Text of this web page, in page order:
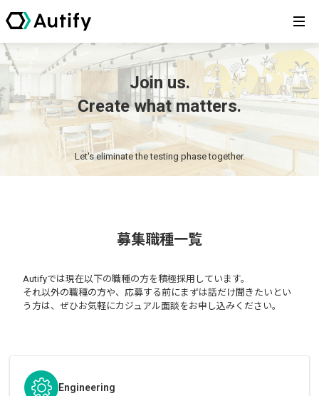
Join us.
Create what matters.
Let's eliminate the testing phase together.
募集職種一覧
Autifyでは現在以下の職種の方を積極採用しています。
それ以外の職種の方や、応募する前にまずは話だけ聞きたいとい
う方は、ぜひお気軽にカジュアル面談をお申し込みください。
Engineering